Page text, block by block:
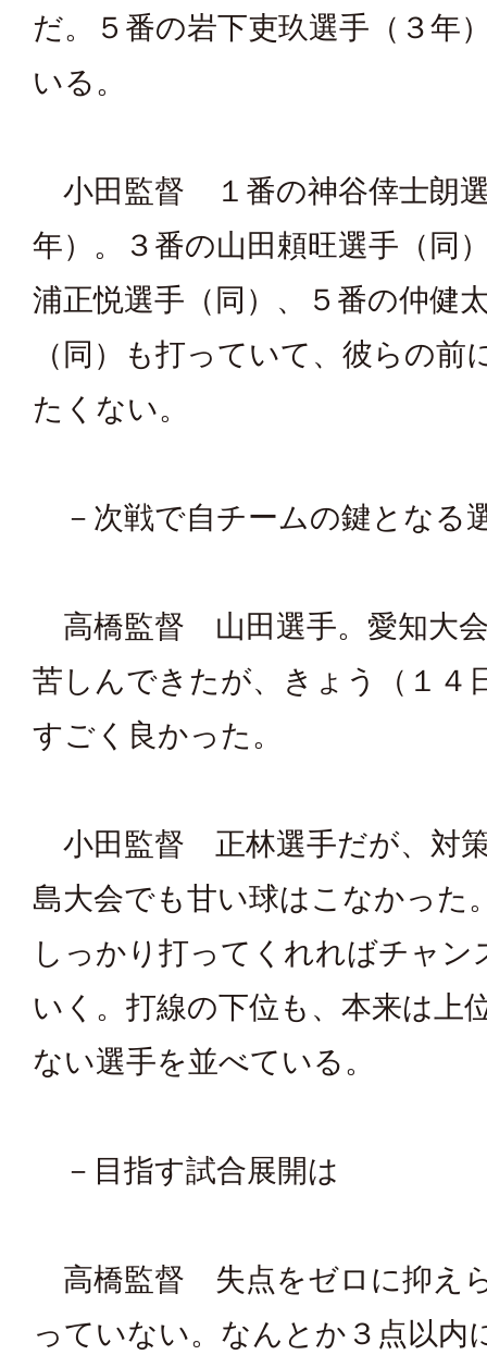
だ。５番の岩下吏玖選手（３年
いる。
小田監督 １番の神谷倖士朗
年）。３番の山田頼旺選手（同
浦正悦選手（同）、５番の仲健
（同）も打っていて、彼らの前
たくない。
－次戦で自チームの鍵となる
高橋監督 山田選手。愛知大
苦しんできたが、きょう（１４
すごく良かった。
小田監督 正林選手だが、対
島大会でも甘い球はこなかった
しっかり打ってくれればチャン
いく。打線の下位も、本来は上
ない選手を並べている。
－目指す試合展開は
高橋監督 失点をゼロに抑え
っていない。なんとか３点以内